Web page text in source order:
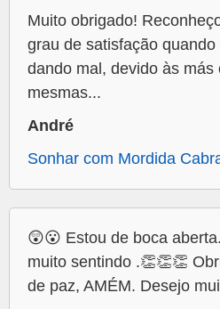
Muito obrigado!
grau de satisfação
dando mal, devido às más
mesmas...
André
Sonhar com Mordida
😲😮 Estou de boca
muito sentindo .👏👏👏
de paz, AMÉM. Desejo